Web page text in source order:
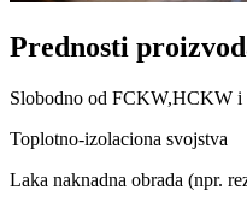
Prednosti
Slobodno od FCKW,HCKW
Toplotno-izolaciona svojstva
Laka naknadna obrada (npr.